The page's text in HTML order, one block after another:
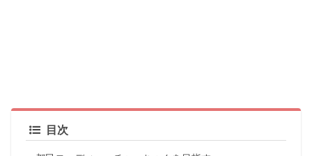
目次